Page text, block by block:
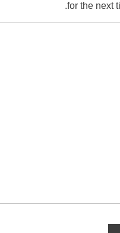
for the next